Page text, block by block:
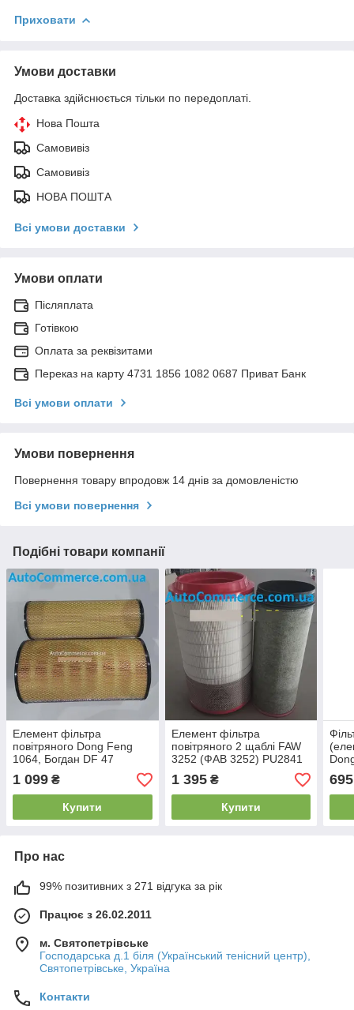
Приховати
Умови доставки
Доставка здійснюється тільки по передоплаті.
Нова Пошта
Самовивіз
Самовивіз
НОВА ПОШТА
Всі умови доставки
Умови оплати
Післяплата
Готівкою
Оплата за реквізитами
Переказ на карту 4731 1856 1082 0687 Приват Банк
Всі умови оплати
Умови повернення
Повернення товару впродовж 14 днів за домовленістю
Всі умови повернення
Подібні товари компанії
Елемент фільтра
повітряного Dong Feng
1064, Богдан DF 47
(Донгфенг 1064)
1 099 ₴
Купити
Елемент фільтра
повітряного 2 щаблі FAW
3252 (ФАВ 3252) PU2841
1 395₴
Купити
695
Про нас
99% позитивних з 271 відгука за рік
Працює з 26.02.2011
м. Святопетрівське
Господарська д.1 біля (Український тенісний центр),
Святопетрівське, Україна
Контакти